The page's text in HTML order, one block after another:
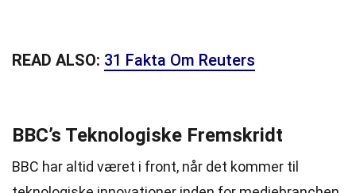
READ ALSO: 31 Fakta Om Reuters
BBC’s Teknologiske Fremskridt
BBC har altid været i front, når det kommer til